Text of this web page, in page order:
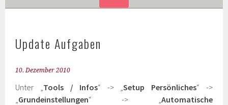
Update Aufgaben
10. Dezember 2010
Unter „Tools / Infos“ -> „Setup Persönliches“ ->
„Grundeinstellungen“ -> „Automatische